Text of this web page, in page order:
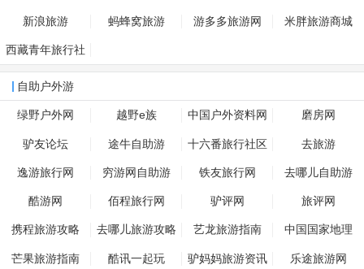
新浪旅游 蚂蜂窝旅游 游多多旅游网 米胖旅游商城
西藏青年旅行社
自助户外游
绿野户外网 越野e族 中国户外资料网 磨房网
驴友论坛 途牛自助游 十六番旅行社区 去旅游
逸游旅行网 穷游网自助游 铁友旅行网 去哪儿自助游
酷游网 佰程旅行网 驴评网 旅评网
携程旅游攻略 去哪儿旅游攻略 艺龙旅游指南 中国国家地理
芒果旅游指南 酷讯一起玩 驴妈妈旅游资讯 乐途旅游网